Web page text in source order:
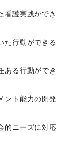
看護実践ができ
た行動ができる
ある行動ができ
ント能力の開発
的ニーズに対応